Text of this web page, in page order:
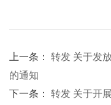
上一条： 转发 关于发
的通知
下一条： 转发 关于开